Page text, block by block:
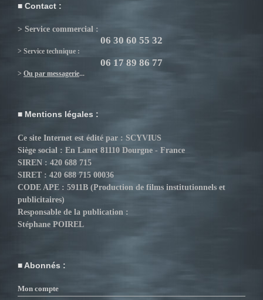
Contact :
> Service commercial :
06 30 60 55 32
> Service technique :
06 17 89 86 77
> Ou par messagerie...
Mentions légales :
Ce site Internet est édité par : SCYVIUS
Siège social : En Lanet 81110 Dourgne - France
SIREN : 420 688 715
SIRET : 420 688 715 00036
CODE APE : 5911B (Production de films institutionnels et
publicitaires)
Responsable de la publication :
Stéphane POIREL
Abonnés :
Mon compte